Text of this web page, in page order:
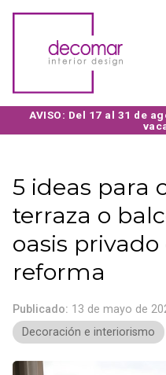
5 ideas para
terraza o
oasis
reforma
Publicado: 13 de mayo de
Decoración e interiorismo